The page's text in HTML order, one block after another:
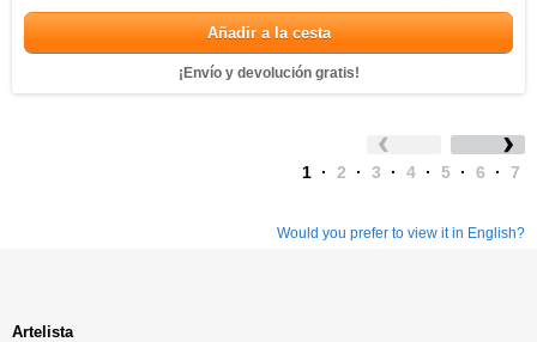
Añadir a la cesta
¡Envío y devolución gratis!
1 · 2 · 3 · 4 · 5 · 6 · 7
Would you prefer to view it in English?
Artelista